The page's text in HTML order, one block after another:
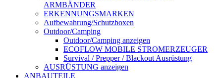
ARMBÄNDER
ERKENNUNGSMARKEN
Aufbewahrung/Schutzboxen
Outdoor/Camping
Outdoor/Camping anzeigen
ECOFLOW MOBILE STROMERZEUGER
Survival / Prepper / Blackout Ausrüstung
AUSRÜSTUNG anzeigen
ANBAUTEILE